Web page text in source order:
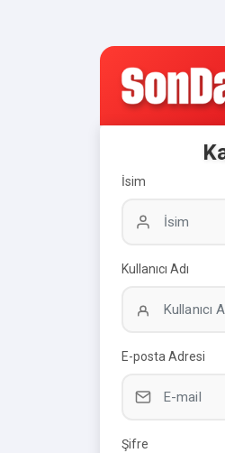
İsim
Kullanıcı Adı
E-posta Adresi
Şifre